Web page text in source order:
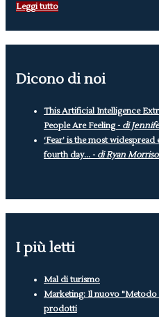
Leggi tutto
Dicono di noi
This Artificial Intelligence
People Are Feeling - di
‘Fear’ is the most
fourth day... - di Ryan
I più letti
Mal di turismo
Marketing: Il nuovo
prodotti